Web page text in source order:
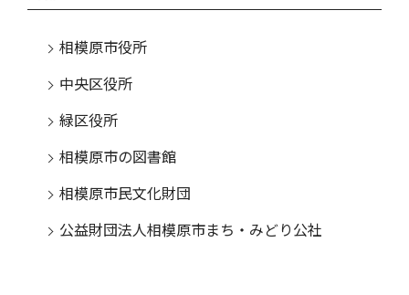
相模原市役所
中央区役所
緑区役所
相模原市の図書館
相模原市民文化財団
公益財団法人相模原市まち・みどり公社